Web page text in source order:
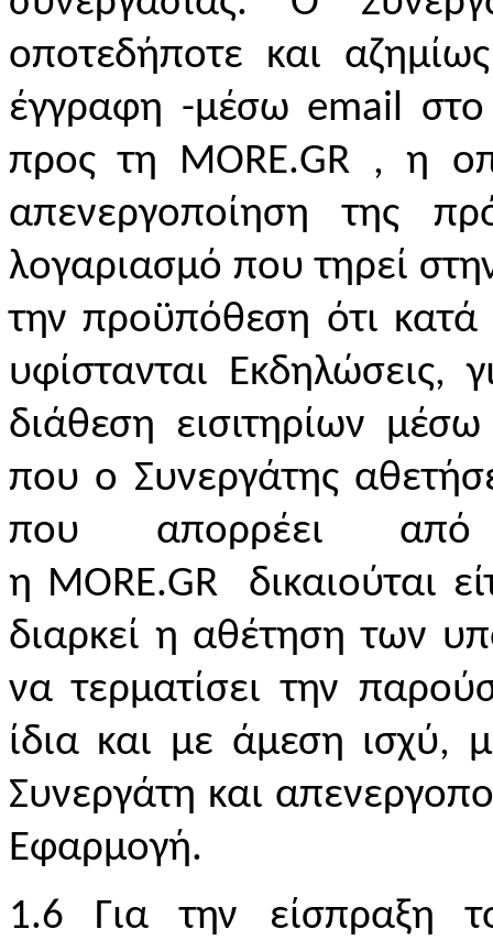
οποτεδήποτε και
έγγραφη -μέσω email
προς τη MORE.GR , η
απενεργοποίηση της
λογαριασμό που τηρεί
την προϋπόθεση ότι
υφίστανται Εκδηλώσεις,
διάθεση εισιτηρίων
που ο Συνεργάτης
που απορρέει
η MORE.GR
δικαιούται
διαρκεί η αθέτηση των
να τερματίσει την
ίδια και με άμεση ισχύ,
Συνεργάτη και
Εφαρμογή.
1.6 Για την είσπραξη